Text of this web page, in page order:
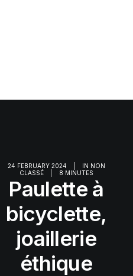
24 FEBRUARY 2024 IN NON
CLASSÉ
8 MINUTES
Paulette à
bicyclette,
joaillerie
éthique